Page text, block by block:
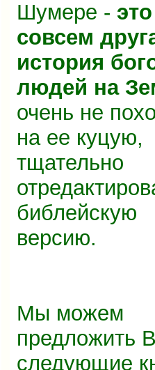
Шумере - это
совсем
история
людей на
очень не
на ее куцую,
тщательно
библейскую
версию.
Мы можем
предложить
следующие